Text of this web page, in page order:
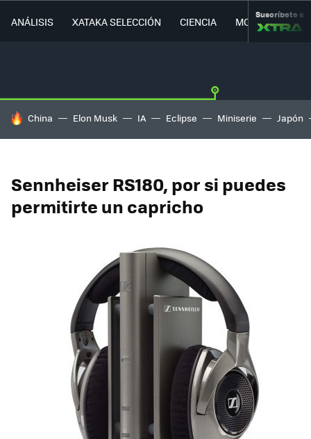
ANÁLISIS XATAKA SELECCIÓN CIENCIA MOVILIDAD
Suscríbete a
HOY SE HABLA DE
China Elon Musk IA Eclipse Miniserie Japón
Sennheiser RS180, por si puedes
permitirte un capricho